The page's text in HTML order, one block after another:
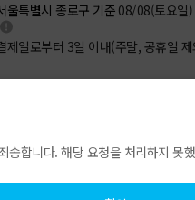
울특별시 종로구 기준 08/08(토요일)
제일로부터 3일 이내(주말, 공휴일
송합니다. 해당 요청을 처리하지 못